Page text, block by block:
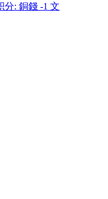
分: 銅錢 -1 文